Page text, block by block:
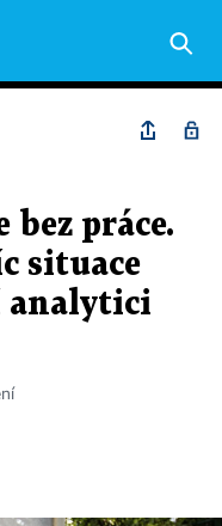
bez práce.
situace
analytici